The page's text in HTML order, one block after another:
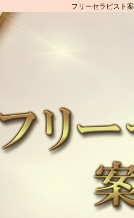
フリーセラピスト